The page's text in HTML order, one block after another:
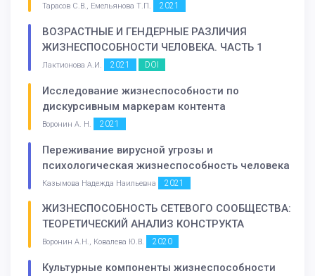
Тарасов С.В., Емельянова Т.П. 2021
ВОЗРАСТНЫЕ И ГЕНДЕРНЫЕ РАЗЛИЧИЯ
ЖИЗНЕСПОСОБНОСТИ ЧЕЛОВЕКА. ЧАСТЬ 1
Лактионова А.И. 2021 DOI
Исследование жизнеспособности по
дискурсивным маркерам контента
Воронин А. Н. 2021
Переживание вирусной угрозы и
психологическая жизнеспособность человека
Казымова Надежда Наильевна 2021
ЖИЗНЕСПОСОБНОСТЬ СЕТЕВОГО СООБЩЕСТВА:
ТЕОРЕТИЧЕСКИЙ АНАЛИЗ КОНСТРУКТА
Воронин А.Н., Ковалева Ю.В. 2020
Культурные компоненты жизнеспособности